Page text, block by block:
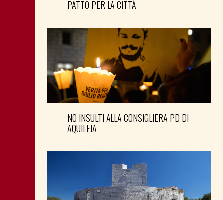
PATTO PER LA CITTÀ
NO INSULTI ALLA CONSIGLIERA PD DI
AQUILEIA